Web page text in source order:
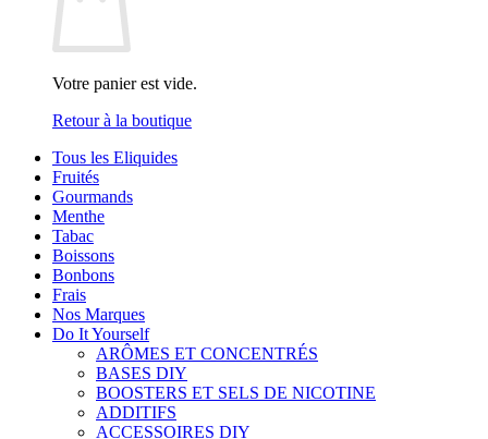
Votre panier est vide.
Retour à la boutique
Tous les Eliquides
Fruités
Gourmands
Menthe
Tabac
Boissons
Bonbons
Frais
Nos Marques
Do It Yourself
ARÔMES ET CONCENTRÉS
BASES DIY
BOOSTERS ET SELS DE NICOTINE
ADDITIFS
ACCESSOIRES DIY